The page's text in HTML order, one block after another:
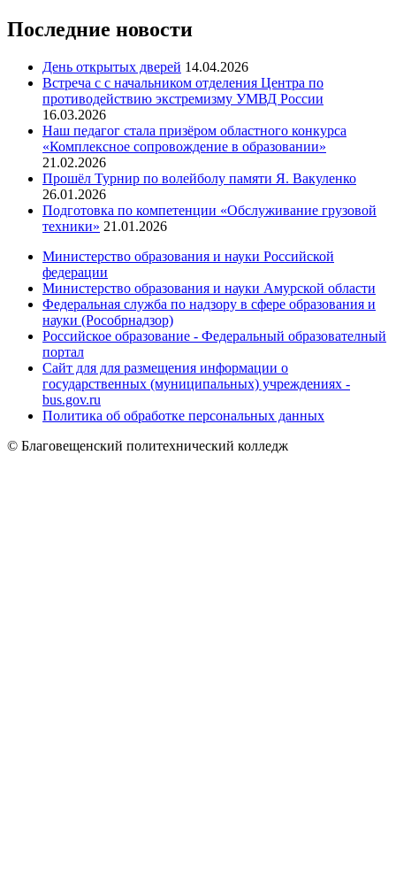
Последние новости
День открытых дверей 14.04.2026
Встреча с с начальником отделения Центра по
противодействию экстремизму УМВД России
16.03.2026
Наш педагог стала призёром областного конкурса
«Комплексное сопровождение в образовании»
21.02.2026
Прошёл Турнир по волейболу памяти Я. Вакуленко
26.01.2026
Подготовка по компетенции «Обслуживание грузовой
техники» 21.01.2026
Министерство образования и науки Российской
федерации
Министерство образования и науки Амурской области
Федеральная служба по надзору в сфере образования и
науки (Рособрнадзор)
Российское образование - Федеральный образователный
портал
Сайт для для размещения информации о
государственных (муниципальных) учреждениях -
bus.gov.ru
Политика об обработке персональных данных
© Благовещенский политехнический колледж